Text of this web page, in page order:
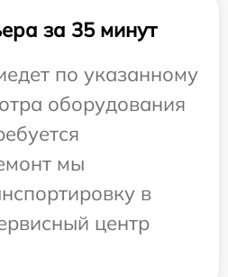
за 35 минут
по указанному
оборудования
мы
в
центр